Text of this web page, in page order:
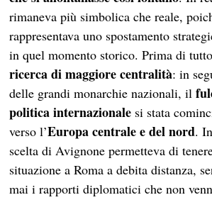
rimaneva più simbolica che reale,
rappresentava uno spostamento
in quel momento storico. Prima di
ricerca di maggiore centralità: in
delle grandi monarchie nazionali, il
politica internazionale si stata
verso l’Europa centrale e del nord.
scelta di Avignone permetteva di
situazione a Roma a debita distanza,
mai i rapporti diplomatici che non